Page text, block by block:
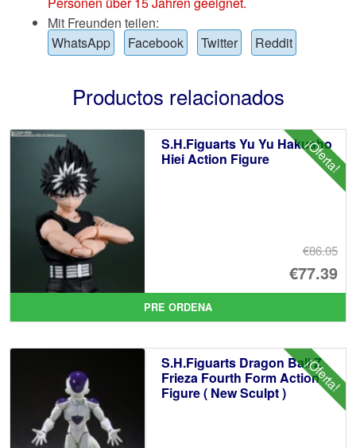
Mit Freunden teilen:
WhatsApp
Facebook Twitter Reddit
Productos relacionados
¡Oferta!
S.H.Figuarts Yu Yu Hakusho
Hiei Action Figure
€86.05
El
€77.39
El
PRE ORDENA
¡Oferta!
S.H.Figuarts Dragon Ball Z
Frieza Fourth Form Action
Figure ( New Sculpt )